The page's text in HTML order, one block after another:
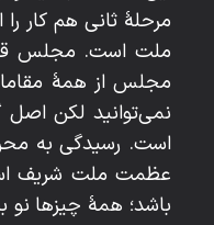
مرحلۀ ثانى هم كار
ملت است. مجلس
مجلس از همۀ
نمى‌توانيد لكن
است. رسيدگى به
عظمت ملت شريف
باشد؛ همۀ چيزها نو